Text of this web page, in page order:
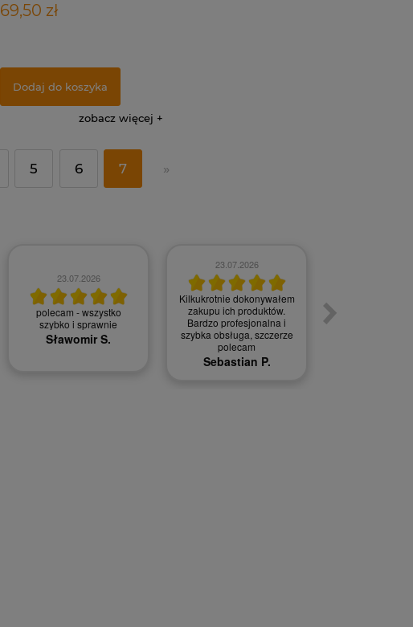
69,50 zł
Dodaj do koszyka
zobacz więcej
5 6 7 »
23.07.2026
polecam - wszystko
szybko i sprawnie
Sławomir S.
23.07.2026
Kilkukrotnie dokonywałem
zakupu ich produktów.
Bardzo profesjonalna i
szybka obsługa, szczerze
polecam
Sebastian P.